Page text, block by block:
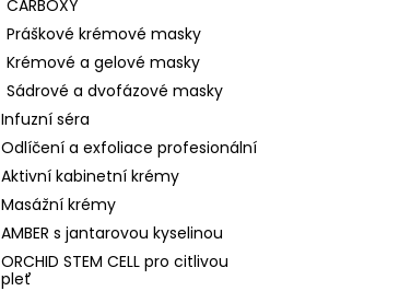
CARBOXY
Práškové krémové masky
Krémové a gelové masky
Sádrové a dvofázové masky
Infuzní séra
Odlíčení a exfoliace profesionální
Aktivní kabinetní krémy
Masážní krémy
AMBER s jantarovou kyselinou
ORCHID STEM CELL pro citlivou
pleť